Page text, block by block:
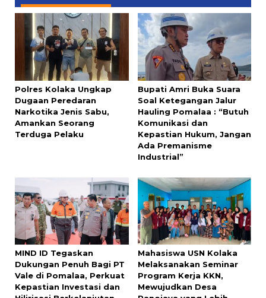
Polres Kolaka Ungkap
Dugaan Peredaran
Narkotika Jenis Sabu,
Amankan Seorang
Terduga Pelaku
Bupati Amri Buka Suara
Soal Ketegangan Jalur
Hauling Pomalaa : “Butuh
Komunikasi dan
Kepastian Hukum, Jangan
Ada Premanisme
Industrial”
MIND ID Tegaskan
Dukungan Penuh Bagi PT
Vale di Pomalaa, Perkuat
Kepastian Investasi dan
Mahasiswa USN Kolaka
Melaksanakan Seminar
Program Kerja KKN,
Mewujudkan Desa